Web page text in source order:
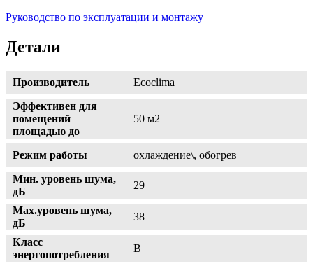
Руководство по эксплуатации и монтажу
Детали
Производитель
Ecoclima
Эффективен для
помещений
площадью до
50 м2
Режим работы
охлаждение\, обогрев
Мин. уровень шума,
дБ
29
Max.уровень шума,
дБ
38
Класс
энергопотребления
B